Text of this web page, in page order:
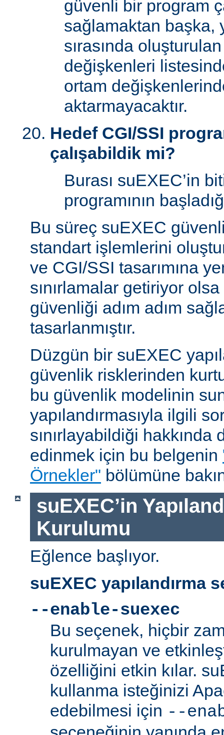
güvenli bir program
sağlamaktan başka,
sırasında
değişkenleri
ortam
aktarmayacaktır.
Hedef CGI/SSI
çalışabildik mi?
Burası suEXEC’in
programının
Bu süreç suEXEC
standart işlemlerini
ve CGI/SSI tasarımına
sınırlamalar getiriyor
güvenliği adım adım
tasarlanmıştır.
Düzgün bir suEXEC
güvenlik risklerinden
bu güvenlik modelinin
yapılandırmasıyla ilgili
sınırlayabildiği hakkında
edinmek için bu belgenin
Örnekler" bölümüne
suEXEC’in
Kurulumu
Eğlence başlıyor.
suEXEC yapılandırma
--enable-suexec
Bu seçenek, hiçbir
kurulmayan ve
özelliğini etkin kılar.
kullanma isteğinizi
edebilmesi için --